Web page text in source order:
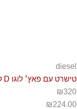
diesel
טישרט עם פאץ׳ לוגו D קטן...
₪320
₪224.00